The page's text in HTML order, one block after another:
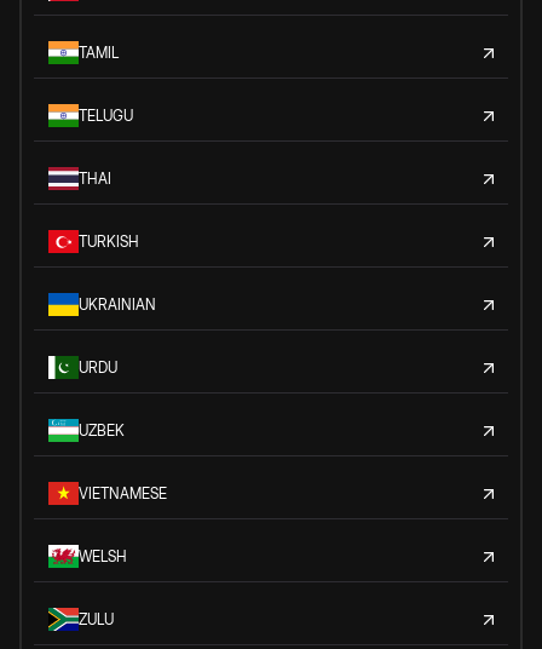
TAMIL
TELUGU
THAI
TURKISH
UKRAINIAN
URDU
UZBEK
VIETNAMESE
WELSH
ZULU